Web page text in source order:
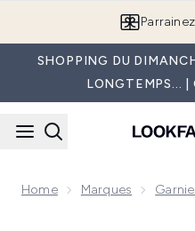
SHOPPING DU
LONGTEMPS... |
Home Marques